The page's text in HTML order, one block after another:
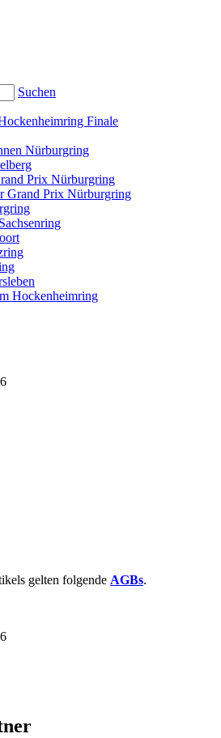
Suchen
Finale
Nürburgring
Prix Nürburgring
Grand Prix Nürburgring
Hockenheimring
gelten folgende AGBs.